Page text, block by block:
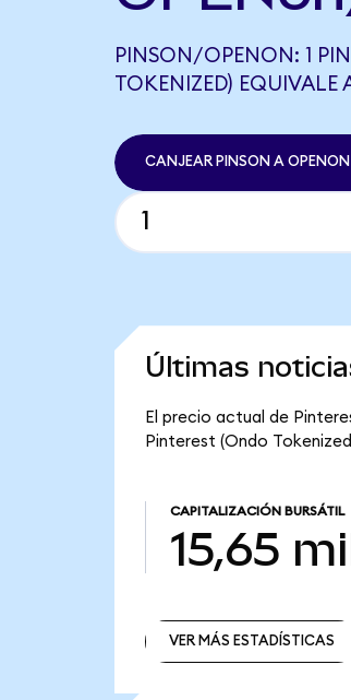
PINSON/OPENON: 1
TOKENIZED) EQUIVALE
CANJEAR PINSON A OPENON
Últimas
El precio actual de
Pinterest (Ondo
CAPITALIZACIÓN BURSÁTIL
15,65
VER MÁS ESTADÍSTICAS